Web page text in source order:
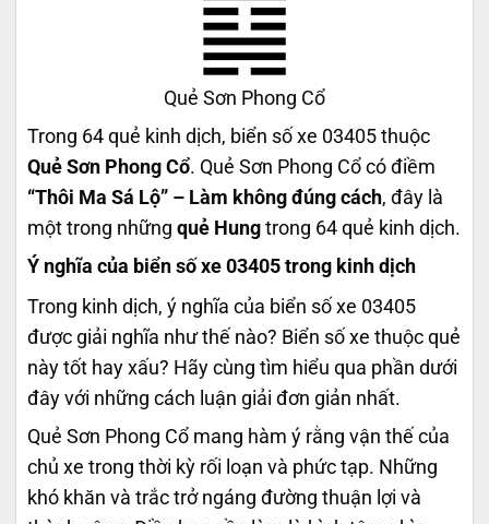
Quẻ Sơn Phong Cổ
Trong 64 quẻ kinh dịch, biển số xe 03405 thuộc
Quẻ Sơn Phong Cổ. Quẻ Sơn Phong Cổ có điềm
“Thôi Ma Sá Lộ” – Làm không đúng cách, đây là
một trong những quẻ Hung trong 64 quẻ kinh dịch.
Ý nghĩa của biển số xe 03405 trong kinh dịch
Trong kinh dịch, ý nghĩa của biển số xe 03405
được giải nghĩa như thế nào? Biển số xe thuộc quẻ
này tốt hay xấu? Hãy cùng tìm hiểu qua phần dưới
đây với những cách luận giải đơn giản nhất.
Quẻ Sơn Phong Cổ mang hàm ý rằng vận thế của
chủ xe trong thời kỳ rối loạn và phức tạp. Những
khó khăn và trắc trở ngáng đường thuận lợi và